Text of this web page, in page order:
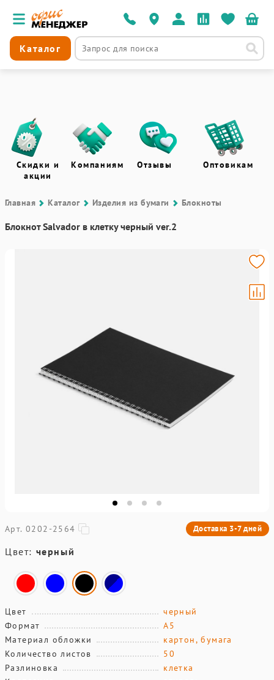
Каталог
Скидки и
акции
Компаниям Отзывы Оптовикам
Главная Каталог Изделия из бумаги Блокноты
Блокнот Salvador в клетку черный ver.2
Арт. 0202-2564 Доставка 3-7 дней
Цвет: черный
Цвет
черный
Формат
А5
Материал обложки
картон, бумага
Количество листов
50
Разлиновка
клетка